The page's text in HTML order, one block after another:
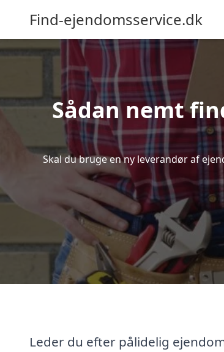
Find-ejendomsservice.dk
Sådan nemt
Skal du bruge en ny leverandør af
Leder du efter pålidelig